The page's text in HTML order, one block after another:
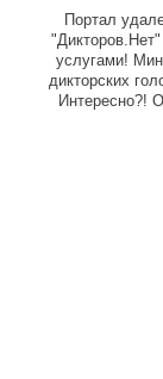
Портал
услугами!
дикторских
Интересно?!